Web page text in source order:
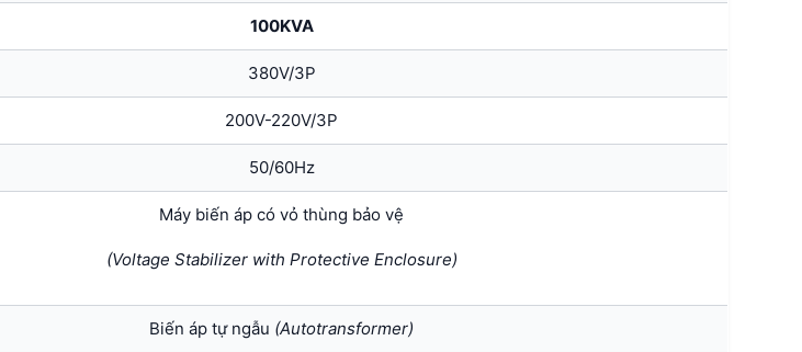
100KVA
380V/3P
200V-220V/3P
50/60Hz
Máy biến áp có vỏ thùng bảo vệ
(Voltage Stabilizer with Protective Enclosure)
Biến áp tự ngẫu (Autotransformer)